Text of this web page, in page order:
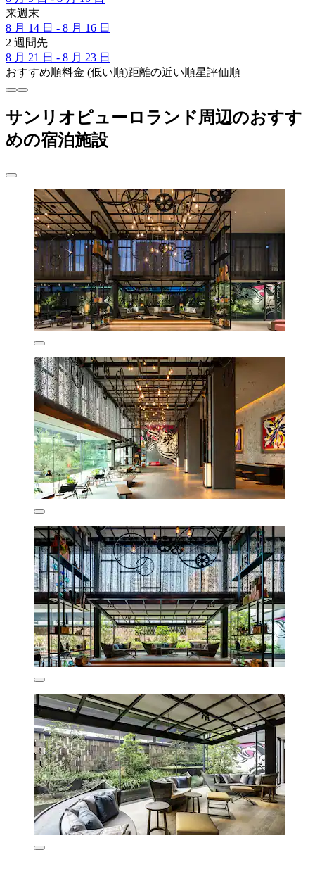
来週末
8 月 14 日 - 8 月 16 日
2 週間先
8 月 21 日 - 8 月 23 日
おすすめ順料金 (低い順)距離の近い順星評価順
サンリオピューロランド周辺のおすす
めの宿泊施設